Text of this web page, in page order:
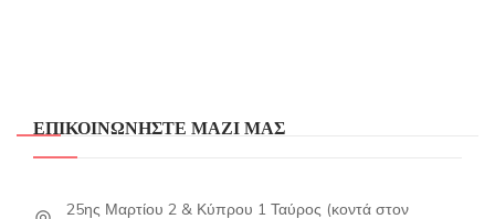
ΕΠΙΚΟΙΝΩΝΗΣΤΕ ΜΑΖΙ ΜΑΣ
25ης Μαρτίου 2 & Κύπρου 1 Ταύρος (κοντά στον